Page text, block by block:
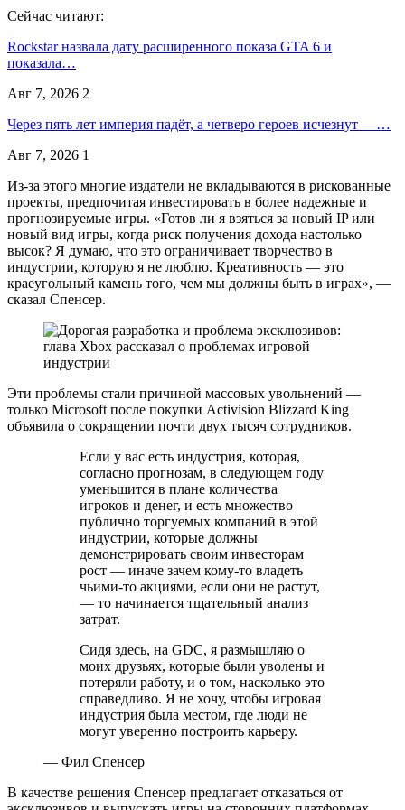
Сейчас читают:
Rockstar назвала дату расширенного показа GTA 6 и
показала…
Авг 7, 2026 2
Через пять лет империя падёт, а четверо героев исчезнут —…
Авг 7, 2026 1
Из-за этого многие издатели не вкладываются в рискованные
проекты, предпочитая инвестировать в более надежные и
прогнозируемые игры. «Готов ли я взяться за новый IP или
новый вид игры, когда риск получения дохода настолько
высок? Я думаю, что это ограничивает творчество в
индустрии, которую я не люблю. Креативность — это
краеугольный камень того, чем мы должны быть в играх», —
сказал Спенсер.
Эти проблемы стали причиной массовых увольнений —
только Microsoft после покупки Activision Blizzard King
объявила о сокращении почти двух тысяч сотрудников.
Если у вас есть индустрия, которая,
согласно прогнозам, в следующем году
уменьшится в плане количества
игроков и денег, и есть множество
публично торгуемых компаний в этой
индустрии, которые должны
демонстрировать своим инвесторам
рост — иначе зачем кому-то владеть
чьими-то акциями, если они не растут,
— то начинается тщательный анализ
затрат.
Cидя здесь, на GDC, я размышляю о
моих друзьях, которые были уволены и
потеряли работу, и о том, насколько это
справедливо. Я не хочу, чтобы игровая
индустрия была местом, где люди не
могут уверенно построить карьеру.
— Фил Спенсер
В качестве решения Спенсер предлагает отказаться от